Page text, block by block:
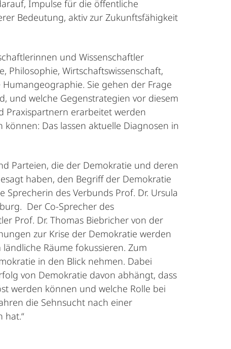
Impulse für die öffentliche
Bedeutung, aktiv zur Zukunftsfähigkeit
und Wissenschaftler
Philosophie, Wirtschaftswissenschaft,
Sie gehen der Frage
und welche Gegenstrategien vor diesem
Praxispartnern erarbeitet werden
Das lassen aktuelle Diagnosen in
Parteien, die der Demokratie und deren
haben, den Begriff der Demokratie
des Verbunds Prof. Dr. Ursula
Der Co-Sprecher des
Prof. Dr. Thomas Biebricher von der
zur Krise der Demokratie werden
Räume fokussieren. Zum
in den Blick nehmen. Dabei
von Demokratie davon abhängt, dass
werden können und welche Rolle bei
die Sehnsucht nach einer
hat.“